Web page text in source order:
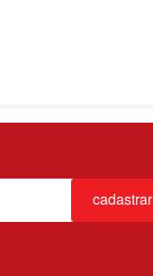
cadastrar